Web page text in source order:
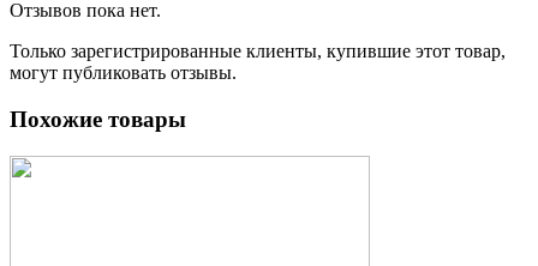
Отзывов пока нет.
Только зарегистрированные клиенты, купившие этот товар,
могут публиковать отзывы.
Похожие товары